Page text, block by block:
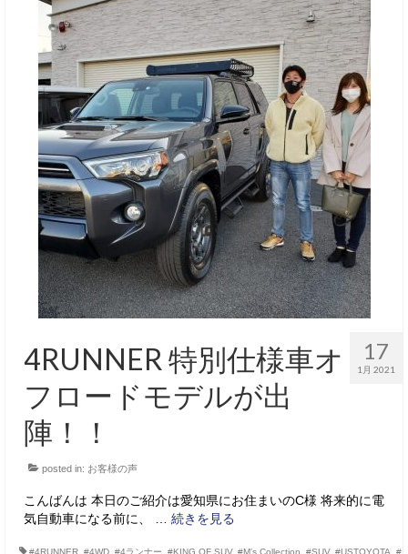
17
1月 2021
4RUNNER 特別仕様車オ
フロードモデルが出
陣！！
posted in: お客様の声
こんばんは 本日のご紹介は愛知県にお住まいのC様 将来的に電
気自動車になる前に、 … 続きを見る
#4RUNNER #4WD #4ランナー #KING OF SUV, #M’s Collection #SUV, #USTOYOTA
#